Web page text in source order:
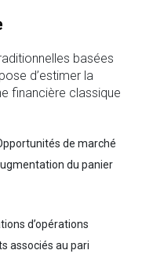
basées
d’estimer la
financière classique
de marché
du panier
d’opérations
associés au pari